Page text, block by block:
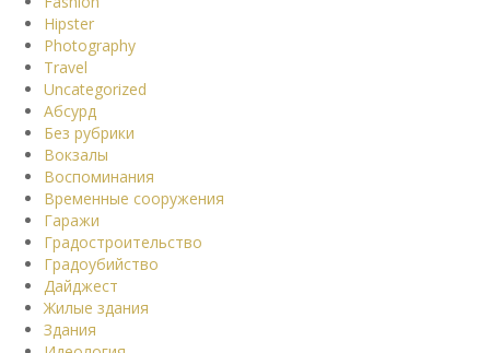
Hipster
Photography
Travel
Uncategorized
Абсурд
Без рубрики
Вокзалы
Воспоминания
Временные сооружения
Гаражи
Градостроительство
Градоубийство
Дайджест
Жилые здания
Здания